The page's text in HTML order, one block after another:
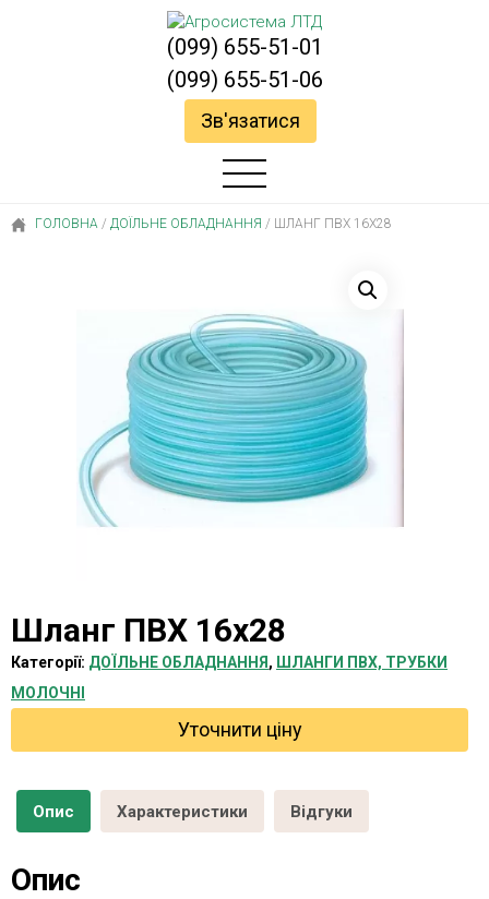
(099) 655-51-01
(099) 655-51-06
Зв'язатися
ГОЛОВНА / ДОЇЛЬНЕ ОБЛАДНАННЯ / ШЛАНГ ПВХ 16Х28
Шланг ПВХ 16х28
Категорії: ДОЇЛЬНЕ ОБЛАДНАННЯ , ШЛАНГИ ПВХ, ТРУБКИ
МОЛОЧНІ
Уточнити ціну
Опис Характеристики Відгуки
Опис